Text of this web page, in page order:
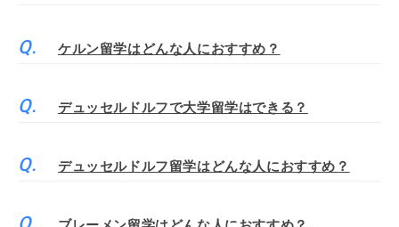
ケルン留学はどんな人におすすめ？
デュッセルドルフで大学留学はできる？
デュッセルドルフ留学はどんな人におすすめ？